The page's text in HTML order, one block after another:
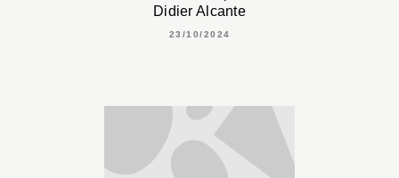
Didier Alcante
23/10/2024